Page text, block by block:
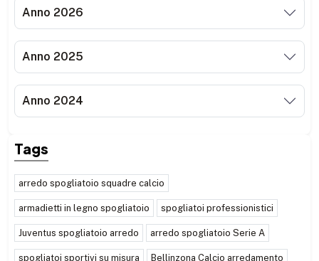
Anno 2026
Anno 2025
Anno 2024
Tags
arredo spogliatoio squadre calcio
armadietti in legno spogliatoio spogliatoi professionistici
Juventus spogliatoio arredo arredo spogliatoio Serie A
spogliatoi sportivi su misura Bellinzona Calcio arredamento